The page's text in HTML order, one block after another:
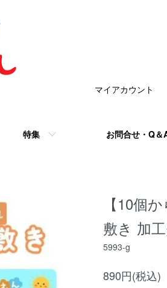
特集 お問合せ・Q＆
マイアカウント
【10個
敷き 加
5993-g
890円(税込)